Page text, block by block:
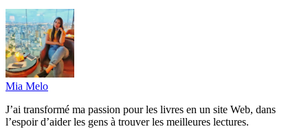
Mia Melo
J’ai transformé ma passion pour les livres en un site Web, dans
l’espoir d’aider les gens à trouver les meilleures lectures.